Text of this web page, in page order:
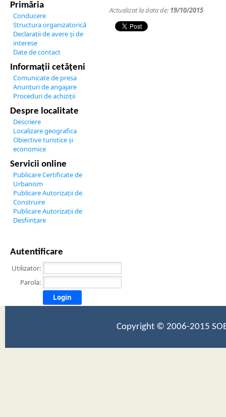
Primăria
Conducere
Structura organizatorică
Declarații de avere și de
interese
Date de contact
Informații cetățeni
Comunicate de presa
Anunțuri de angajare
Proceduri de achiziții
Despre localitate
Descriere
Localizare geografica
Obiective turistice și
economice
Servicii online
Publicare Certificate de
Urbanism
Publicare Autorizații de
Construire
Publicare Autorizații de
Desființare
Autentificare
Utilizator:
Parola:
Login
Actualizat la data de: 19/10/2015
Copyright © 2006-2015